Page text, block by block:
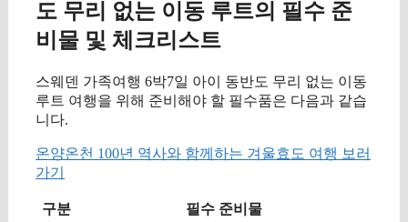
도 무리 없는 이동 루트의 필수 준
비물 및 체크리스트
스웨덴 가족여행 6박7일 아이 동반도 무리 없는 이동
루트 여행을 위해 준비해야 할 필수품은 다음과 같습
니다.
온양온천 100년 역사와 함께하는 겨울효도 여행 보러
가기
구분 필수 준비물